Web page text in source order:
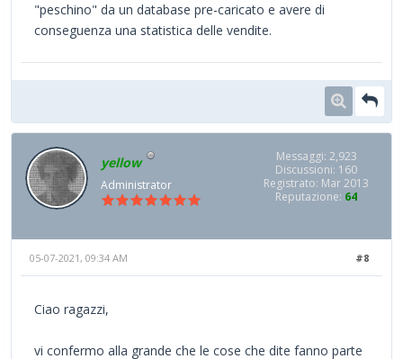
"peschino" da un database pre-caricato e avere di
conseguenza una statistica delle vendite.
yellow
Administrator
Messaggi: 2,923
Discussioni: 160
Registrato: Mar 2013
Reputazione: 64
#8
05-07-2021, 09:34 AM
Ciao ragazzi,
vi confermo alla grande che le cose che dite fanno parte